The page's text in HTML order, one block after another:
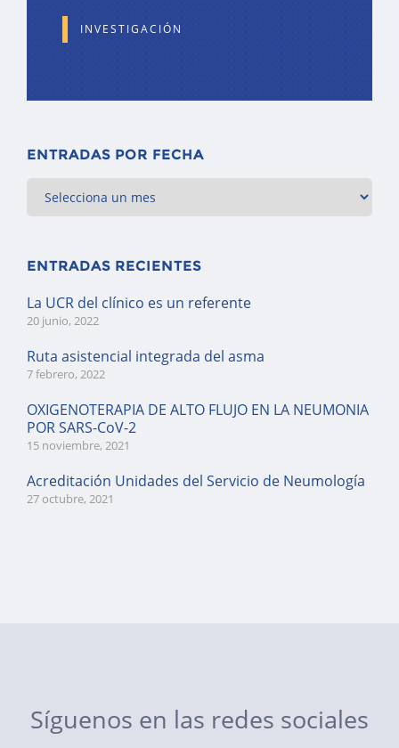
INVESTIGACIÓN
ENTRADAS POR FECHA
ENTRADAS RECIENTES
La UCR del clínico es un referente
20 junio, 2022
Ruta asistencial integrada del asma
7 febrero, 2022
OXIGENOTERAPIA DE ALTO FLUJO EN LA NEUMONIA
POR SARS-CoV-2
15 noviembre, 2021
Acreditación Unidades del Servicio de Neumología
27 octubre, 2021
Síguenos en las redes sociales